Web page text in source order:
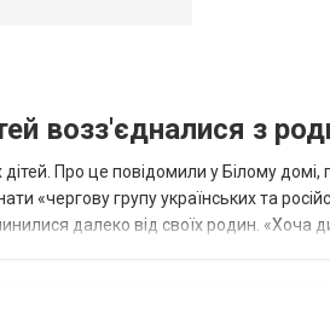
возз'єдналися з
Про це повідомили у Білому домі,
«чергову групу українських та
далеко від своїх родин. «Хоча